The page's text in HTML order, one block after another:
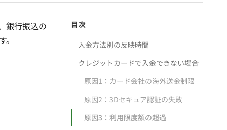
銀行振込の
目次
入金方法別の反映時間
クレジットカードで入金できない場合
原因1：カード会社の海外送金制限
原因2：3Dセキュア認証の失敗
原因3：利用限度額の超過